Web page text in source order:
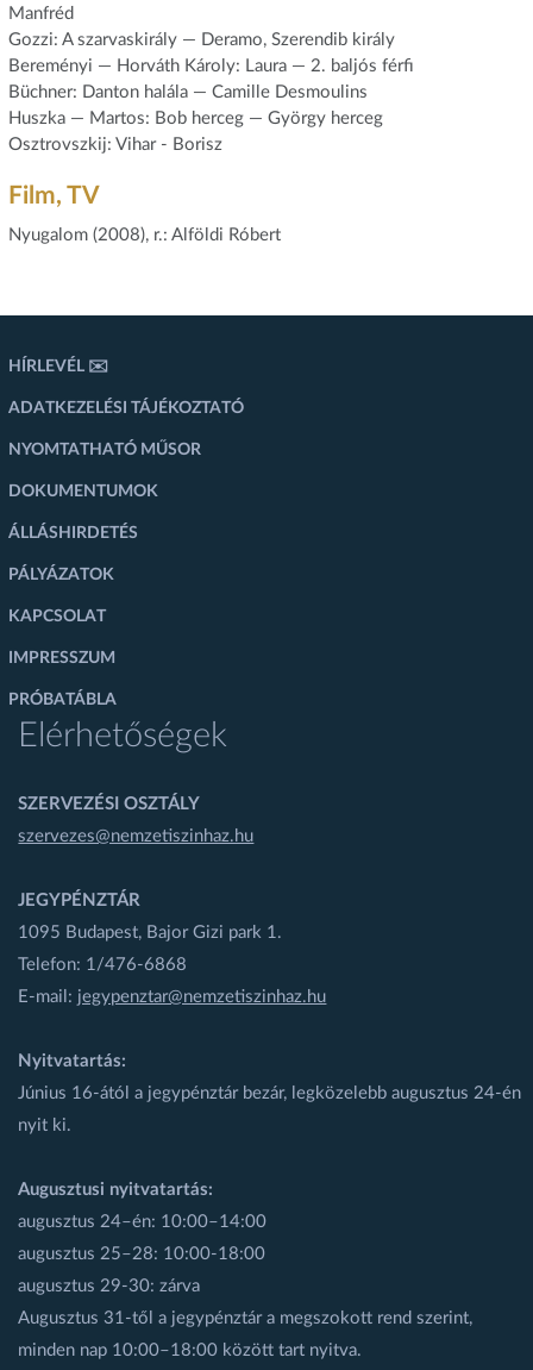
Manfréd
Gozzi: A szarvaskirály — Deramo, Szerendib király
Bereményi — Horváth Károly: Laura — 2. baljós férfi
Büchner: Danton halála — Camille Desmoulins
Huszka — Martos: Bob herceg — György herceg
Osztrovszkij: Vihar - Borisz
Film, TV
Nyugalom (2008), r.: Alföldi Róbert
HÍRLEVÉL ✉️
ADATKEZELÉSI TÁJÉKOZTATÓ
NYOMTATHATÓ MŰSOR
DOKUMENTUMOK
ÁLLÁSHIRDETÉS
PÁLYÁZATOK
KAPCSOLAT
IMPRESSZUM
PRÓBATÁBLA
Elérhetőségek
SZERVEZÉSI OSZTÁLY
szervezes@nemzetiszinhaz.hu
JEGYPÉNZTÁR
1095 Budapest, Bajor Gizi park 1.
Telefon: 1/476-6868
E-mail: jegypenztar@nemzetiszinhaz.hu
Nyitvatartás:
Június 16-ától a jegypénztár bezár, legközelebb augusztus 24-én
nyit ki.
Augusztusi nyitvatartás:
augusztus 24–én: 10:00–14:00
augusztus 25–28: 10:00-18:00
augusztus 29-30: zárva
Augusztus 31-től a jegypénztár a megszokott rend szerint,
minden nap 10:00–18:00 között tart nyitva.